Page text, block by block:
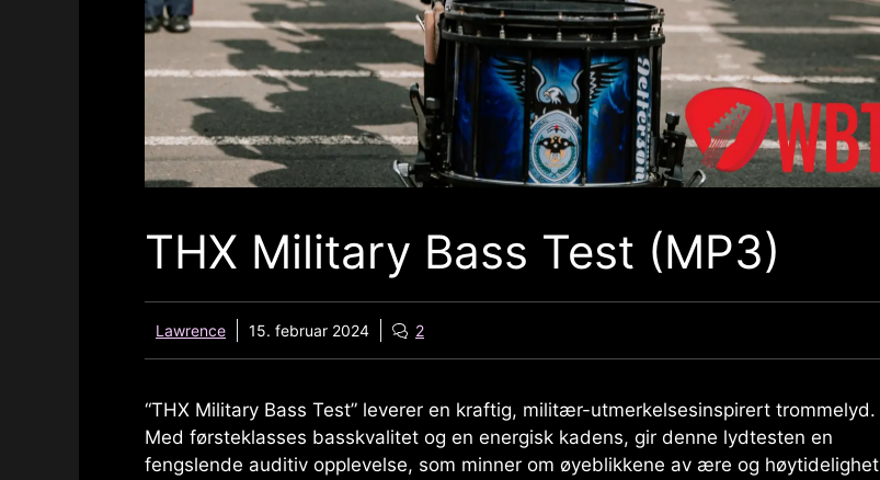
THX Military Bass Test (MP3)
Lawrence 15. februar 2024 2
“THX Military Bass Test” leverer en kraftig, militær-utmerkelsesinspirert trommelyd.
Med førsteklasses basskvalitet og en energisk kadens, gir denne lydtesten en
fengslende auditiv opplevelse, som minner om øyeblikkene av ære og høytidelighet